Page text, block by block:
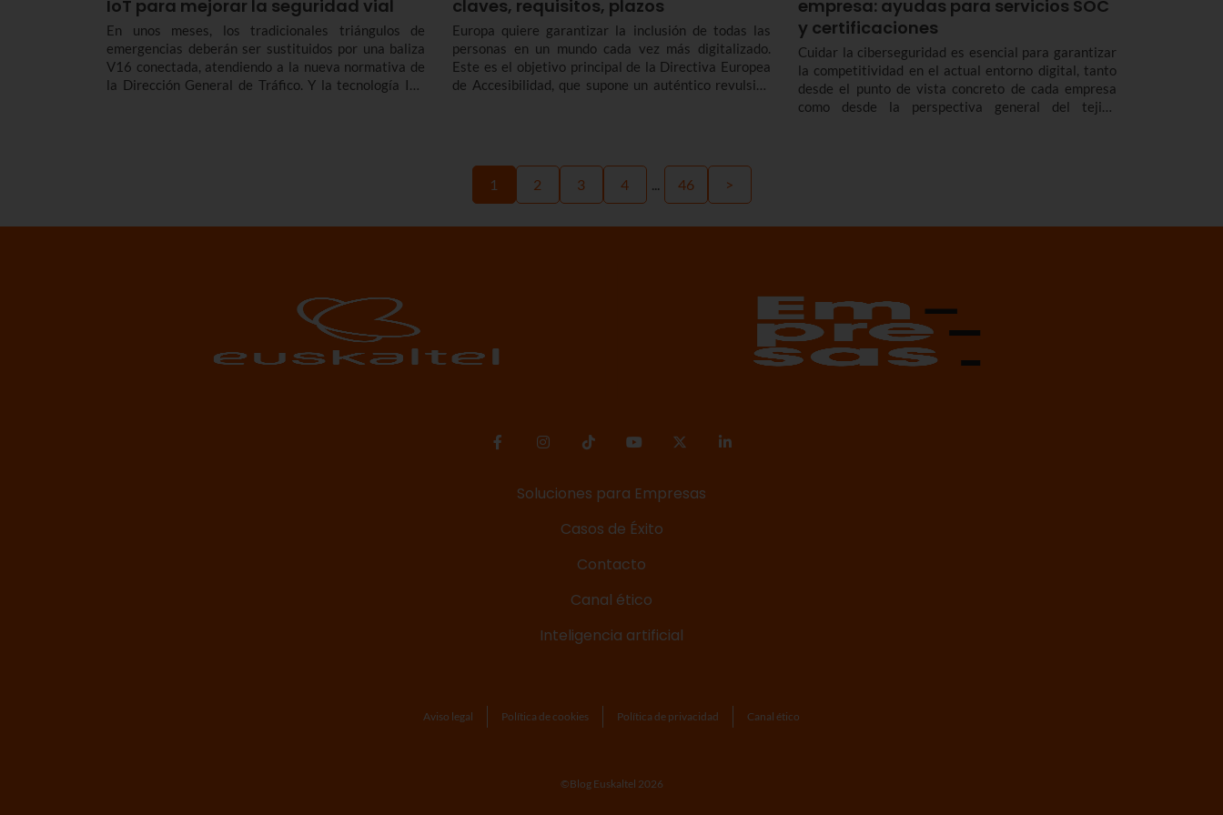
IoT para mejorar la seguridad vial
En unos meses, los tradicionales triángulos de
emergencias deberán ser sustituidos por una baliza
V16 conectada, atendiendo a la nueva normativa de
la Dirección General de Tráfico. Y la tecnología IoT
claves, requisitos, plazos
Europa quiere garantizar la inclusión de todas las
personas en un mundo cada vez más digitalizado.
Este es el objetivo principal de la Directiva Europea
de Accesibilidad, que supone un auténtico revulsivo
empresa: ayudas para servicios SOC
y certificaciones
Cuidar la ciberseguridad es esencial para garantizar
la competitividad en el actual entorno digital, tanto
desde el punto de vista concreto de cada empresa
como desde la perspectiva general del tejido
1 2 3 4 ... 46 >
Soluciones para Empresas
Casos de Éxito
Contacto
Canal ético
Inteligencia artificial
Aviso legal Política de cookies Política de privacidad Canal ético
©Blog Euskaltel 2026